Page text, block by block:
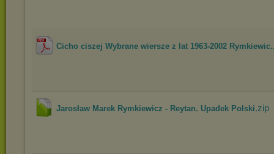
Cicho ciszej Wybrane wiersze z lat 1963-2002
Jarosław Marek Rymkiewicz - Reytan. Upadek Polski.zip